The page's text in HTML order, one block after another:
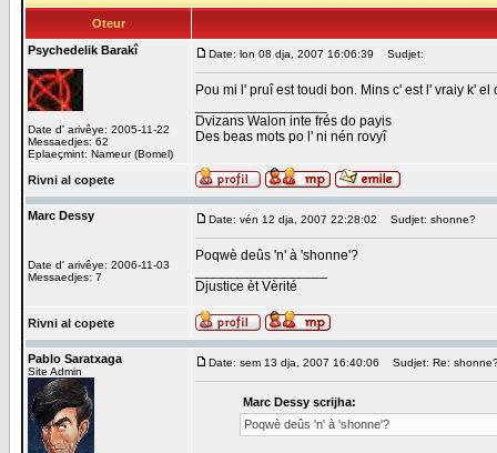
Oteur
Psychedelik Barakî
Date d' arivêye: 2005-11-22
Messaedjes: 62
Eplaeçmint: Nameur (Bomel)
Date: lon 08 dja, 2007 16:06:39 Sudjet:
Pou mi l' pruî est toudi bon. Mins c' est l' vraiy k' el
Dvizans Walon inte frés do payis
Des beas mots po l' ni nén rovyî
Rivni al copete
Marc Dessy
Date d' arivêye: 2006-11-03
Messaedjes: 7
Date: vén 12 dja, 2007 22:28:02 Sudjet: shonne?
Poqwè deûs 'n' à 'shonne'?
Djustice èt Vèrité
Rivni al copete
Pablo Saratxaga
Site Admin
Date: sem 13 dja, 2007 16:40:06 Sudjet: Re:
Marc Dessy scrijha:
Poqwè deûs 'n' à 'shonne'?